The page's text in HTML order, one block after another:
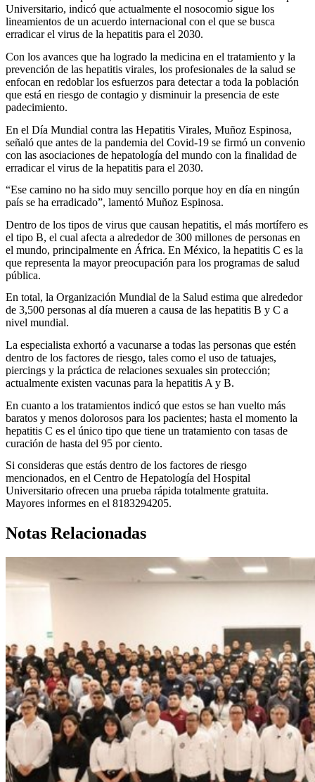
Universitario, indicó que actualmente el nosocomio sigue los
lineamientos de un acuerdo internacional con el que se busca
erradicar el virus de la hepatitis para el 2030.
Con los avances que ha logrado la medicina en el tratamiento y la
prevención de las hepatitis virales, los profesionales de la salud se
enfocan en redoblar los esfuerzos para detectar a toda la población
que está en riesgo de contagio y disminuir la presencia de este
padecimiento.
En el Día Mundial contra las Hepatitis Virales, Muñoz Espinosa,
señaló que antes de la pandemia del Covid-19 se firmó un convenio
con las asociaciones de hepatología del mundo con la finalidad de
erradicar el virus de la hepatitis para el 2030.
“Ese camino no ha sido muy sencillo porque hoy en día en ningún
país se ha erradicado”, lamentó Muñoz Espinosa.
Dentro de los tipos de virus que causan hepatitis, el más mortífero es
el tipo B, el cual afecta a alrededor de 300 millones de personas en
el mundo, principalmente en África. En México, la hepatitis C es la
que representa la mayor preocupación para los programas de salud
pública.
En total, la Organización Mundial de la Salud estima que alrededor
de 3,500 personas al día mueren a causa de las hepatitis B y C a
nivel mundial.
La especialista exhortó a vacunarse a todas las personas que estén
dentro de los factores de riesgo, tales como el uso de tatuajes,
piercings y la práctica de relaciones sexuales sin protección;
actualmente existen vacunas para la hepatitis A y B.
En cuanto a los tratamientos indicó que estos se han vuelto más
baratos y menos dolorosos para los pacientes; hasta el momento la
hepatitis C es el único tipo que tiene un tratamiento con tasas de
curación de hasta del 95 por ciento.
Si consideras que estás dentro de los factores de riesgo
mencionados, en el Centro de Hepatología del Hospital
Universitario ofrecen una prueba rápida totalmente gratuita.
Mayores informes en el 8183294205.
Notas Relacionadas